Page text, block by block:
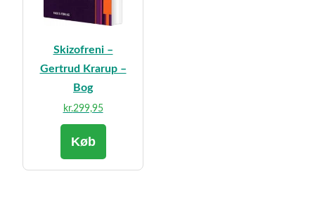
Skizofreni –
Gertrud Krarup –
Bog
kr.299,95
Køb